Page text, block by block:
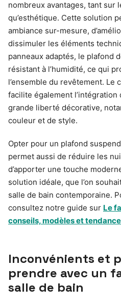
nombreux avantages, tant sur
qu’esthétique. Cette solution
ambiance sur-mesure,
dissimuler les éléments
panneaux adaptés, le plafond
résistant à l’humidité, ce qui
l’ensemble du revêtement. Le
facilite également
grande liberté décorative,
couleur et de style.
Opter pour un plafond
permet aussi de réduire les
d’apporter une touche
solution idéale, que l’on
salle de bain contemporaine.
consultez notre guide sur Le
conseils, modèles et
Inconvénients et
prendre avec un
salle de bain